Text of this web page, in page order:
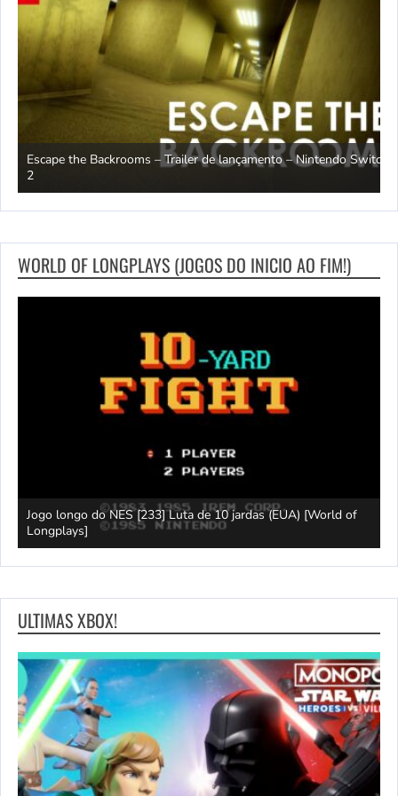
Escape the Backrooms – Trailer de lançamento – Nintendo Switch
2
WORLD OF LONGPLAYS (JOGOS DO INICIO AO FIM!)
Jogo longo do NES [233] Luta de 10 jardas (EUA) [World of
Longplays]
ULTIMAS XBOX!